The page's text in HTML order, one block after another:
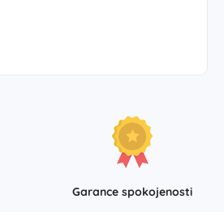
Garance spokojenosti